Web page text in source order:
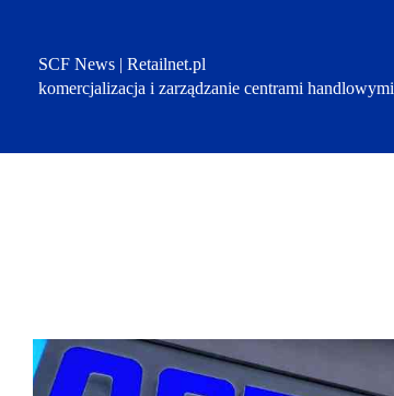
SCF News | Retailnet.pl
komercjalizacja i zarządzanie centrami handlowymi